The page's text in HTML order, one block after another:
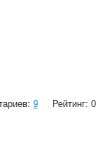
9 Рейтинг: 0